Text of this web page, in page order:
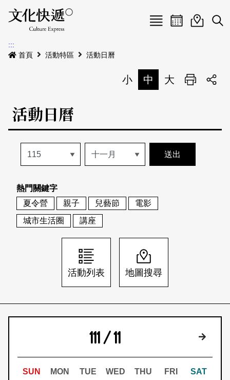
Menu
最新公告
本期專題
歷史專題
活動特區
活動列表
地圖搜尋
關於我們
關於我們
刊物索取地點
會員基本資料
刊登活動
網站導覽 English
日本語 登入/註冊
活動日曆活動地圖
展
:::
首頁
活動特區 活動日曆
小 中 大 列印
活動日曆
熱門關鍵字
夏令營
親子 兒藝節
電影
城市生活圈
講座
活動列表 地圖搜尋
111 / 11 下個月
SUN MON TUE WED THU FRI SAT